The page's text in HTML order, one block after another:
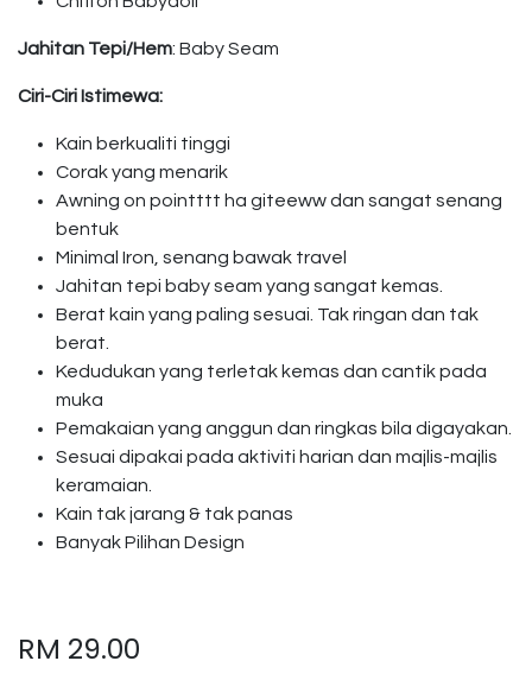
Jahitan Tepi/Hem: Baby Seam
Ciri-Ciri Istimewa:
Kain berkualiti tinggi
Corak yang menarik
Awning on pointttt ha giteeww dan sangat senang
bentuk
Minimal Iron, senang bawak travel
Jahitan tepi baby seam yang sangat kemas.
Berat kain yang paling sesuai. Tak ringan dan tak
berat.
Kedudukan yang terletak kemas dan cantik pada
muka
Pemakaian yang anggun dan ringkas bila digayakan.
Sesuai dipakai pada aktiviti harian dan majlis-majlis
keramaian.
Kain tak jarang & tak panas
Banyak Pilihan Design
RM 29.00